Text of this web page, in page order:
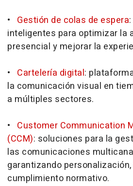
• Gestión de colas de espera
inteligentes para optimizar la
presencial y mejorar la
• Cartelería digital:
la comunicación visual en
a múltiples sectores.
• Customer Communication
(CCM): soluciones para la
las comunicaciones
garantizando
cumplimiento normativo.